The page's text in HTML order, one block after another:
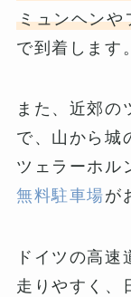
ミュンヘンや
で到着します。
また、近郊の
で、山から城
ツェラーホル
無料駐車場が
ドイツの高
走りやすく、